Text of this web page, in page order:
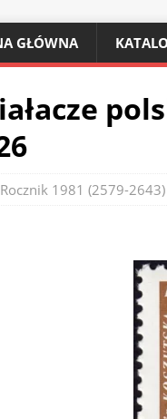
GŁÓWNA
Rocznik 1981 (2579-2643)